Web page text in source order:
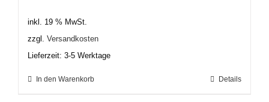
inkl. 19 % MwSt.
zzgl. Versandkosten
Lieferzeit: 3-5 Werktage
In den Warenkorb Details